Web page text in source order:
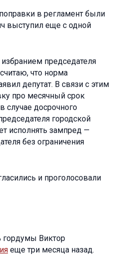
в регламент были
выступил еще с одной
председателя
что норма
депутат. В связи с этим
про месячный срок
случае досрочного
городской
исполнять зампред —
без ограничения
и проголосовали
гордумы Виктор
еще три месяца назад.